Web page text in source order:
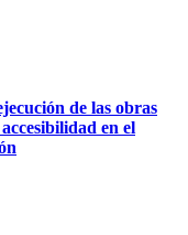
de las obras
en el